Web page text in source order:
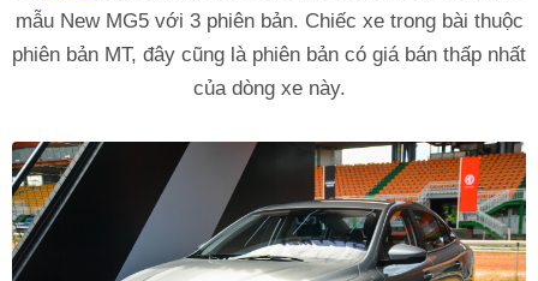
mẫu New MG5 với 3 phiên bản. Chiếc xe trong bài thuộc
phiên bản MT, đây cũng là phiên bản có giá bán thấp nhất
của dòng xe này.